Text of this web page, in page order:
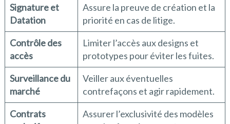
Signature et
Datation
Assure la preuve de création et la
priorité en cas de litige.
Contrôle des
accès
Limiter l’accès aux designs et
prototypes pour éviter les fuites.
Surveillance du
marché
Veiller aux éventuelles
contrefaçons et agir rapidement.
Contrats
Assurer l’exclusivité des modèles